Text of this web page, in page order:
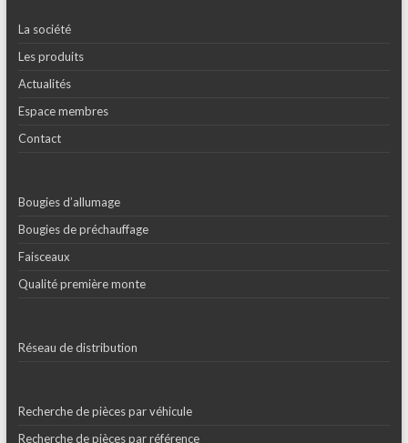
La société
Les produits
Actualités
Espace membres
Contact
Bougies d’allumage
Bougies de préchauffage
Faisceaux
Qualité première monte
Réseau de distribution
Recherche de pièces par véhicule
Recherche de pièces par référence